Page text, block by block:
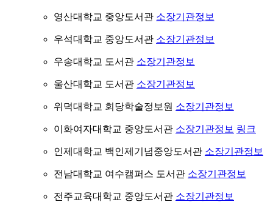
영산대학교 중앙도서관 소장기관정보
우석대학교 중앙도서관 소장기관정보
우송대학교 도서관 소장기관정보
울산대학교 도서관 소장기관정보
위덕대학교 회당학술정보원 소장기관정보
이화여자대학교 중앙도서관 소장기관정보 링크
인제대학교 백인제기념중앙도서관 소장기관정보
전남대학교 여수캠퍼스 도서관 소장기관정보
전주교육대학교 중앙도서관 소장기관정보